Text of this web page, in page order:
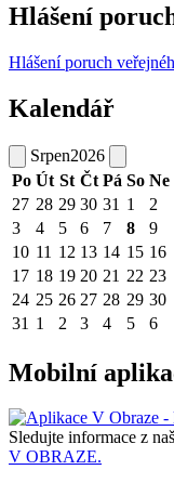
Hlášení
Hlášení poruch
Kalendář
Srpen2026
Po Út St Čt Pá So Ne
27 28 29 30 31 1
2
3
4 5 6 7 8
9
10 11 12 13 14 15 16
17 18 19 20 21 22 23
24 25 26 27 28 29 30
31 1 2 3 4 5 6
Mobilní
Sledujte informace z
V OBRAZE.